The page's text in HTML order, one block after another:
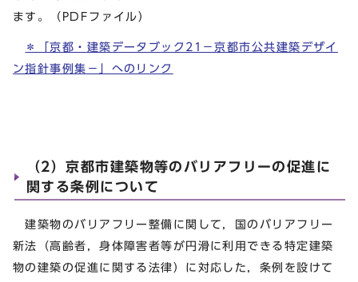
ます。（PDFファイル）
＊「京都・建築データブック21－京都市公共建築デザイ
ン指針事例集－」へのリンク
（2）京都市建築物等のバリアフリーの促進に
関する条例について
建築物のバリアフリー整備に関して，国のバリアフリー
新法（高齢者，身体障害者等が円滑に利用できる特定建築
物の建築の促進に関する法律）に対応した，条例を設けて